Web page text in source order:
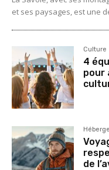
et ses paysages, est une
Culture
4
pour
de